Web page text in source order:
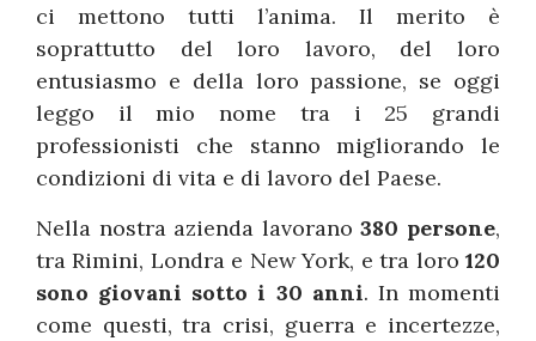
ci mettono tutti l’anima. Il merito è
soprattutto del loro lavoro, del loro
entusiasmo e della loro passione, se oggi
leggo il mio nome tra i 25 grandi
professionisti che stanno migliorando le
condizioni di vita e di lavoro del Paese.
Nella nostra azienda lavorano380 persone,
tra Rimini, Londra e New York, e tra loro 120
sono giovani sotto i 30 anni. In momenti
come questi, tra crisi, guerra e incertezze,